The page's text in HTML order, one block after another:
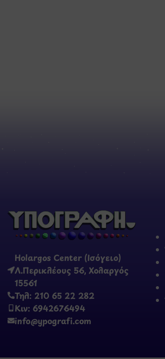
Holargos Center (Ισόγειο)
Λ.Περικλέους 56, Χολαργός
15561
Τηλ: 210 65 22 282
Κιν: 6942676494
info@ypografi.com